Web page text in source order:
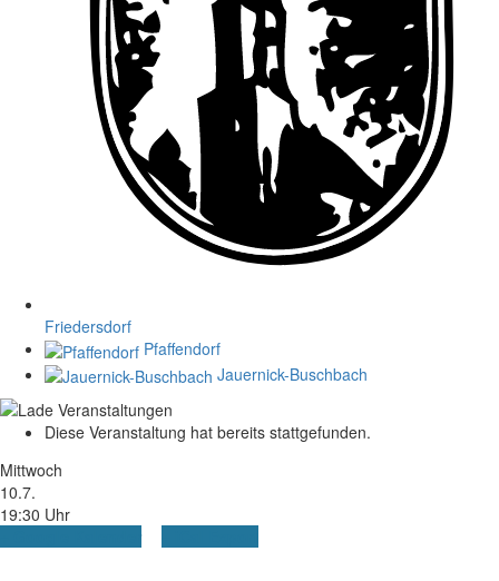
Friedersdorf
Pfaffendorf
Jauernick-Buschbach
Diese Veranstaltung hat bereits stattgefunden.
Mittwoch
10.7.
19:30 Uhr